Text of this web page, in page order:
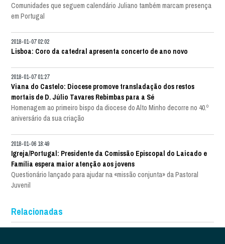
Comunidades que seguem calendário Juliano também marcam presença
em Portugal
2018-01-07 02:02
Lisboa: Coro da catedral apresenta concerto de ano novo
2018-01-07 01:27
Viana do Castelo: Diocese promove transladação dos restos
mortais de D. Júlio Tavares Rebimbas para a Sé
Homenagem ao primeiro bispo da diocese do Alto Minho decorre no 40.º
aniversário da sua criação
2018-01-06 18:49
Igreja/Portugal: Presidente da Comissão Episcopal do Laicado e
Família espera maior atenção aos jovens
Questionário lançado para ajudar na «missão conjunta» da Pastoral
Juvenil
Relacionadas